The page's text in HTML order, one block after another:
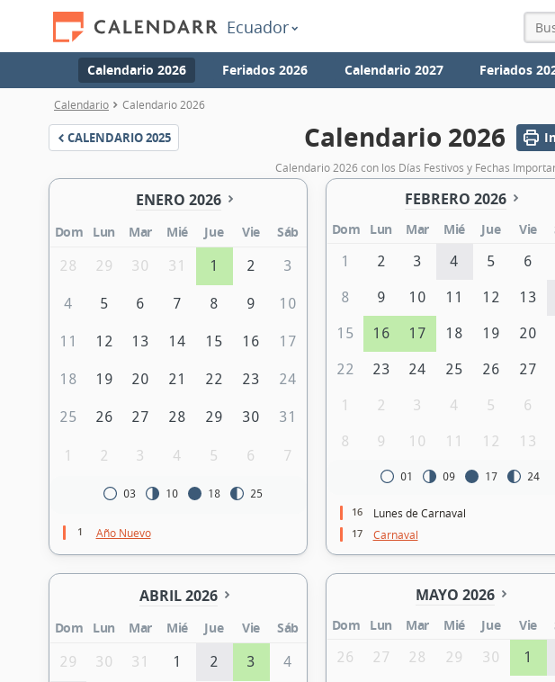
Ecuador
Calendario 2026 Feriados 2026 Calendario 2027 Feriados
Calendario Calendario 2026
CALENDARIO2025 Calendario 2026
Calendario 2026 con los Días Festivos y Fechas
ENERO 2026
Dom Lun Mar Mié Jue Vie
Sáb
28
29 30 31 1 2 3
4 5 6 7 8 9 10
11 12 13 14 15 16 17
18 19 20 21 22 23 24
25 26 27 28 29 30 31
1 2 3 4 5 6 7
03 10 18 25
1 Año Nuevo
FEBRERO 2026
Dom Lun Mar Mié Jue Vie
1
2 3 4 5 6
8 9 10 11 12 13
15 16 17 18 19 20
22 23 24 25 26 27
1 2 3 4 5 6
8 9 10 11 12 13
01 09 17 24
16 Lunes de Carnaval
17 Carnaval
ABRIL 2026
Dom Lun Mar Mié Jue Vie
Sáb
29
30 31 1 2 3 4
MAYO 2026
Dom Lun Mar Mié Jue Vie
26
27 28 29 30 1